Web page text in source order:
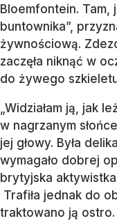
Bloemfontein.
buntownika”,
żywnościową.
zaczęła niknąć w
do żywego
„Widziałam ją, jak
w nagrzanym
jej głowy. Była
wymagało dobrej
brytyjska
Trafiła jednak do
traktowano ją